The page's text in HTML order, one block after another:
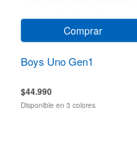
Comprar
Boys Uno Gen1
$44.990
Disponible en 3 colores